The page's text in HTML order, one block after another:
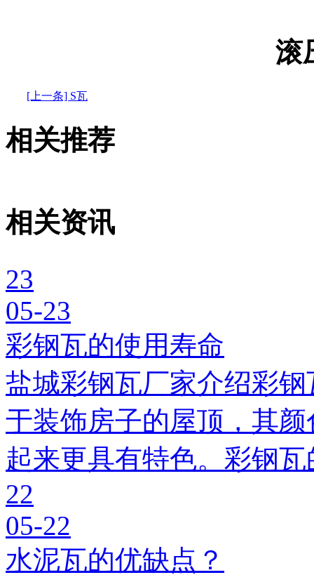
滚
[上一条] S瓦
相关推荐
相关资讯
23
05-23
彩钢瓦的使用寿命
盐城彩钢瓦厂家介绍彩
于装饰房子的屋顶，其
起来更具有特色。彩钢
22
05-22
水泥瓦的优缺点？